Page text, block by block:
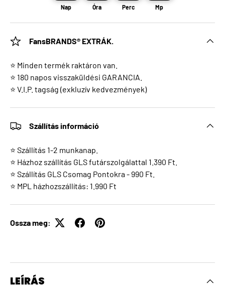
Nap Óra Perc Mp
FansBRANDS® EXTRÁK.
⭐ Minden termék raktáron van.
⭐ 180 napos visszaküldési GARANCIA.
⭐ V.I.P. tagság (exkluzív kedvezmények)
Szállítás információ
⭐ Szállítás 1-2 munkanap.
⭐ Házhoz szállítás GLS futárszolgálattal 1.390 Ft.
⭐ Szállítás GLS Csomag Pontokra - 990 Ft.
⭐ MPL házhozszállítás: 1.990 Ft
Ossza meg:
LEÍRÁS